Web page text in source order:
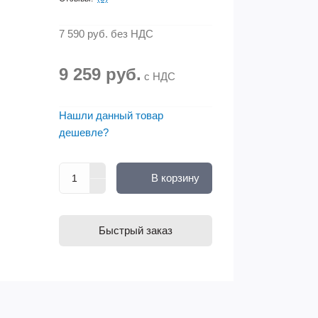
7 590 руб. без НДС
9 259 руб. с НДС
Нашли данный товар
дешевле?
В корзину
Быстрый заказ